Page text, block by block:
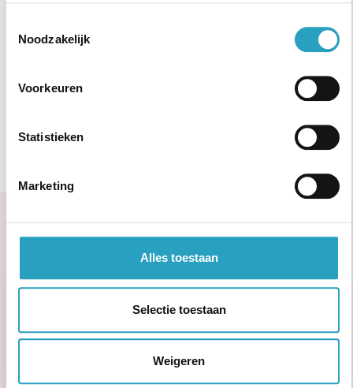
Noodzakelijk
Voorkeuren
Statistieken
Marketing
Alles toestaan
Selectie toestaan
Weigeren
Solliciteren doe je zo